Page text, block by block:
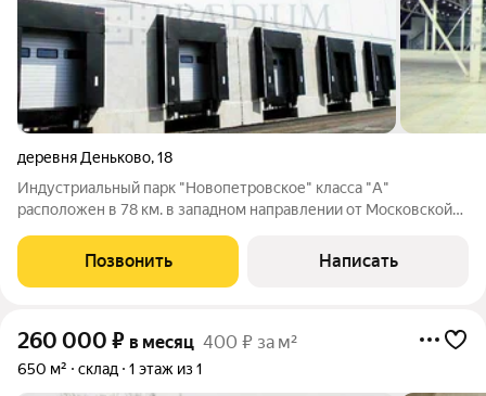
деревня Деньково,18
Индустриальный парк "Новопетровское" класса "А"
расположен в 78 км. в западном направлении от Московской
Новопетровское городского округа Истра. Общая площадь:
31,4 га. Идеально подойдет для
Позвонить Написать
260 000 ₽ в месяц 400 ₽ за м²
650 м² склад 1 этаж из 1